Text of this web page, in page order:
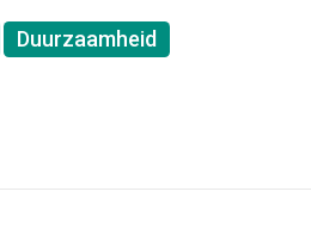
Duurzaamheid